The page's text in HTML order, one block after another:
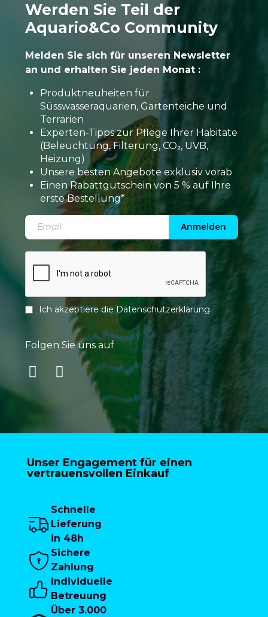
Werden Sie Teil der
Aquario&Co Community
Melden Sie sich für unseren Newsletter
an und erhalten Sie jeden Monat :
Produktneuheiten für
Süsswasseraquarien, Gartenteiche und
Terrarien
Experten-Tipps zur Pflege Ihrer Habitate
(Beleuchtung, Filterung, CO₂, UVB,
Heizung)
Unsere besten Angebote exklusiv vorab
Einen Rabattgutschein von 5 % auf Ihre
erste Bestellung*
Anmelden
Ich akzeptiere dieDatenschutzerklärung.
Folgen Sie uns auf
Unser Engagement für einen
vertrauensvollen Einkauf
Schnelle
Lieferung
in 48h
Sichere
Zahlung
Individuelle
Betreuung
Über 3.000